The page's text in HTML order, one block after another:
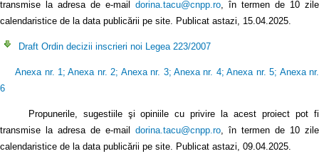
transmise la adresa de e-mail dorina.tacu@cnpp.ro , în termen de 10 zile
calendaristice de la data publicării pe site. Publicat astazi, 15.04.2025.
Draft Ordin decizii inscrieri noi Legea 223/2007
Anexa nr. 1 ;Anexa nr. 2; Anexa nr. 3;Anexa nr. 4;Anexa nr. 5; Anexa nr.
6
Propunerile, sugestiile şi opiniile cu privire la acest proiect pot fi
transmise la adresa de e-mail dorina.tacu@cnpp.ro , în termen de 10 zile
calendaristice de la data publicării pe site. Publicat astazi, 09.04.2025.